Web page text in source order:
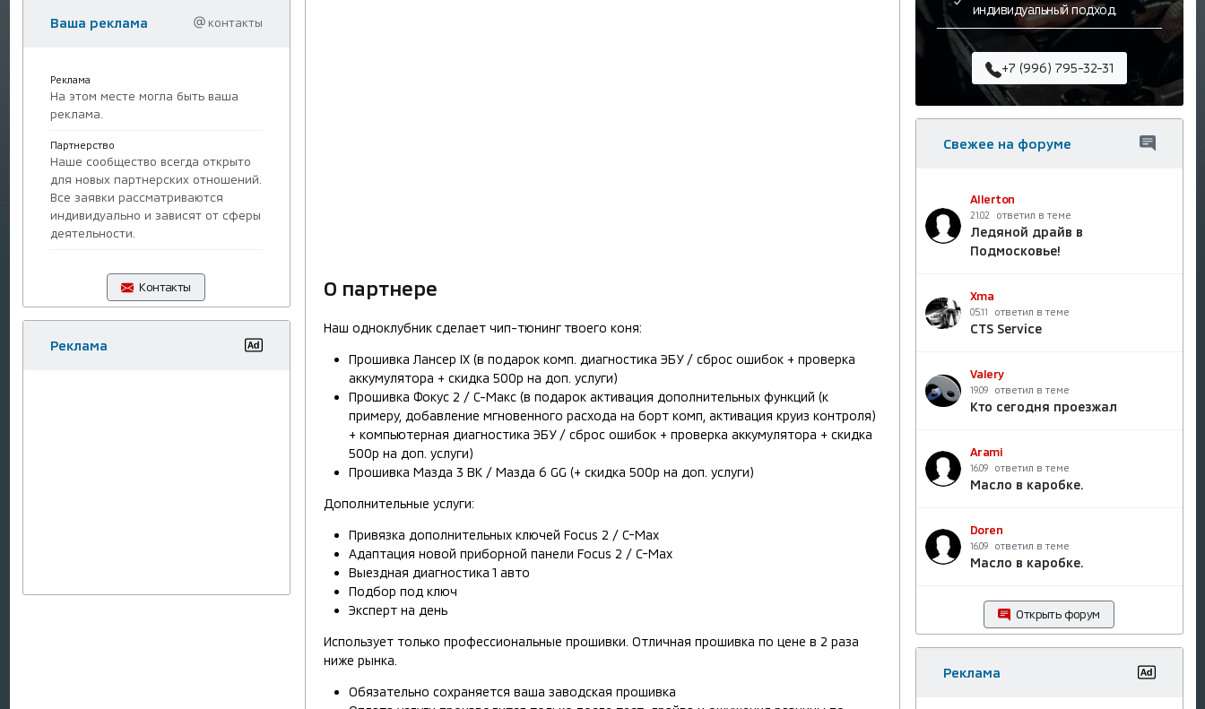
Ваша реклама контакты
Реклама
На этом месте могла быть ваша
реклама.
Партнерство
Наше сообщество всегда открыто
для новых партнерских отношений.
Все заявки рассматриваются
индивидуально и зависят от сферы
деятельности.
Контакты
Реклама
О партнере
Наш одноклубник сделает чип-тюнинг твоего коня:
Прошивка Лансер IX (в подарок комп. диагностика ЭБУ / сброс ошибок + проверка
аккумулятора + скидка 500р на доп. услуги)
Прошивка Фокус 2 / С-Макс (в подарок активация дополнительных функций (к
примеру, добавление мгновенного расхода на борт комп, активация круиз контроля)
+ компьютерная диагностика ЭБУ / сброс ошибок + проверка аккумулятора + скидка
500р на доп. услуги)
Прошивка Мазда 3 BK / Мазда 6 GG (+ скидка 500р на доп. услуги)
Дополнительные услуги:
Привязка дополнительных ключей Focus 2 / C-Max
Адаптация новой приборной панели Focus 2 / C-Max
Выездная диагностика 1 авто
Подбор под ключ
Эксперт на день
Использует только профессиональные прошивки. Отличная прошивка по цене в 2 раза
ниже рынка.
Обязательно сохраняется ваша заводская прошивка
индивидуальный подход.
+7 (996) 795-32-31
Свежее на форуме
Allerton
21.02 ответил в теме
Ледяной драйв в
Подмосковье!
Xma
05.11 ответил в теме
CTS Service
Valery
19.09 ответил в теме
Кто сегодня проезжал
Arami
16.09 ответил в теме
Масло в каробке.
Doren
16.09 ответил в теме
Масло в каробке.
Открыть форум
Реклама